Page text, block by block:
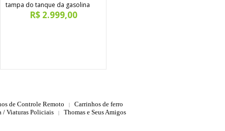
tampa do tanque da gasolina
R$ 2.999,00
de Controle Remoto |
Carrinhos de ferro
/ Viaturas Policiais |
Thomas e Seus Amigos